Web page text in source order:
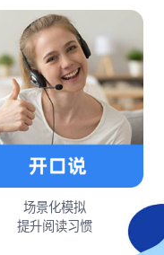
场景化模拟
提升阅读习惯